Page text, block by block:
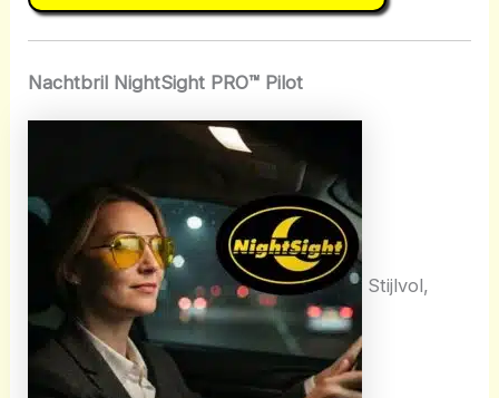
Nachtbril NightSight PRO™ Pilot
Stijlvol,